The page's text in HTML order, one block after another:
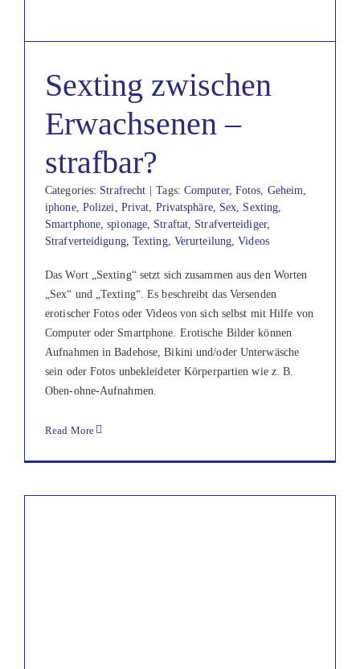
Sexting zwischen
Erwachsenen –
strafbar?
Categories: Strafrecht Tags: Computer, Fotos Geheim
iphone, Polizei Privat Privatsphäre, Sex Sexting
Smartphone ,spionage Straftat Strafverteidiger,
Strafverteidigung, Texting, Verurteilung ,Videos
Das Wort „Sexting“ setzt sich zusammen aus den Worten
„Sex“ und „Texting“. Es beschreibt das Versenden
erotischer Fotos oder Videos von sich selbst mit Hilfe von
Computer oder Smartphone. Erotische Bilder können
Aufnahmen in Badehose, Bikini und/oder Unterwäsche
sein oder Fotos unbekleideter Körperpartien wie z. B.
Oben-ohne-Aufnahmen.
Read More